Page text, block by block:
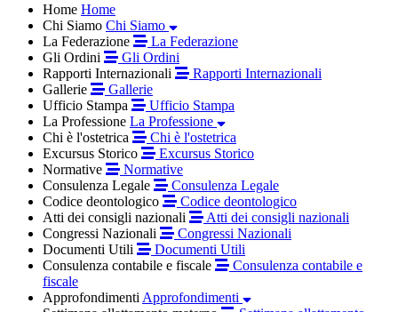
Home Home
Chi Siamo Chi Siamo
La Federazione
La Federazione
Gli Ordini
Gli Ordini
Rapporti Internazionali
Rapporti Internazionali
Gallerie
Gallerie
Ufficio Stampa
Ufficio Stampa
La Professione La Professione
Chi è l'ostetrica
Chi è l'ostetrica
Excursus Storico
Excursus Storico
Normative
Normative
Consulenza Legale
Consulenza Legale
Codice deontologico
Codice deontologico
Atti dei consigli nazionali
Atti dei consigli nazionali
Congressi Nazionali
Congressi Nazionali
Documenti Utili
Documenti Utili
Consulenza contabile e fiscale
Consulenza contabile e
fiscale
Approfondimenti Approfondimenti